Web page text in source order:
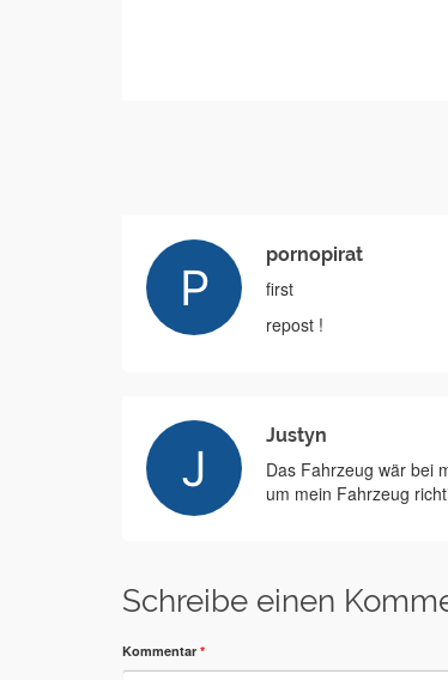
pornopirat
first
repost !
Justyn
Das Fahrzeug wär bei
um mein Fahrzeug
Schreibe einen
Kommentar *